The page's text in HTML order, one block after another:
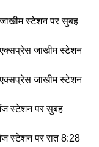
स्टेशन पर सुबह
जाखीम स्टेशन
जाखीम स्टेशन
स्टेशन पर सुबह
स्टेशन पर रात 8:28